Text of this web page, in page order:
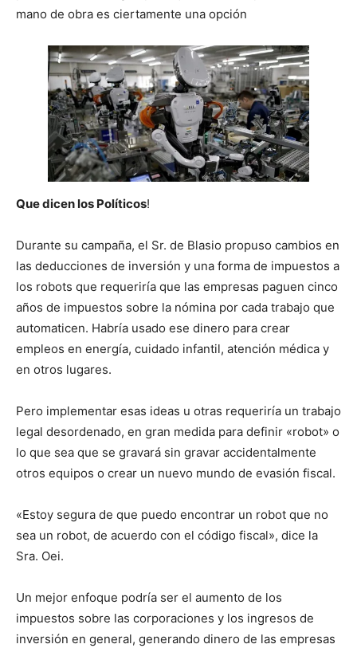
mano de obra es ciertamente una opción
Que dicen los Políticos!
Durante su campaña, el Sr. de Blasio propuso cambios en
las deducciones de inversión y una forma de impuestos a
los robots que requeriría que las empresas paguen cinco
años de impuestos sobre la nómina por cada trabajo que
automaticen. Habría usado ese dinero para crear
empleos en energía, cuidado infantil, atención médica y
en otros lugares.
Pero implementar esas ideas u otras requeriría un trabajo
legal desordenado, en gran medida para definir «robot» o
lo que sea que se gravará sin gravar accidentalmente
otros equipos o crear un nuevo mundo de evasión fiscal.
«Estoy segura de que puedo encontrar un robot que no
sea un robot, de acuerdo con el código fiscal», dice la
Sra. Oei.
Un mejor enfoque podría ser el aumento de los
impuestos sobre las corporaciones y los ingresos de
inversión en general, generando dinero de las empresas